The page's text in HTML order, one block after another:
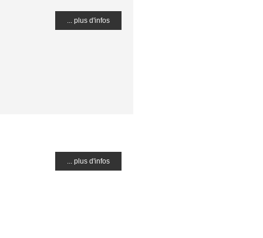
... plus d'infos
... plus d'infos